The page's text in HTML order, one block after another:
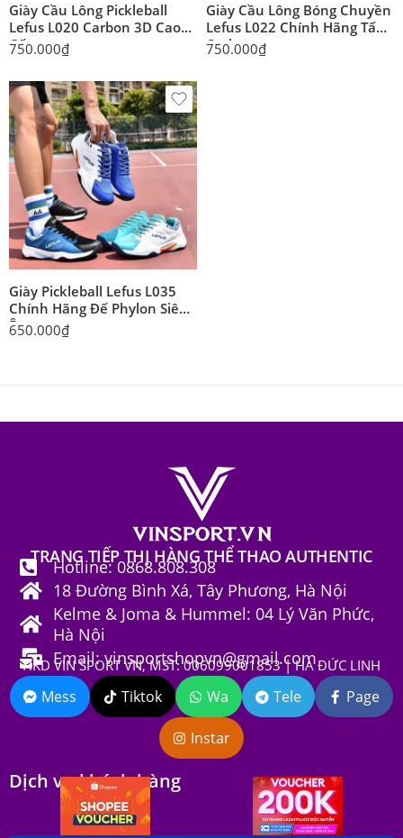
Giày Cầu Lông Pickleball
Lefus L020 Carbon 3D Cao
Cấp
750.000₫
Giày Cầu Lông Bóng Chuyền
Lefus L022 Chính Hãng Tấm
Carbon
750.000₫
Giày Pickleball Lefus L035
Chính Hãng Đế Phylon Siêu
Êm
650.000₫
TRANG TIẾP THỊ HÀNG THỂ THAO AUTHENTIC
Hotline: 0868.808.308
18 Đường Bình Xá, Tây Phương, Hà Nội
Kelme & Joma & Hummel: 04 Lý Văn Phức,
Hà Nội
Email: vinsportshopvn@gmail.com
HKD VIN SPORT VN, MST: 006099001853 | HÀ ĐỨC LINH
Mess Tiktok Wa Tele Page
Instar
Dịch vụ khách hàng